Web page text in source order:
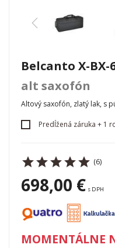
Belcanto X-BX-
alt saxofón
Altový saxofón, zlatý lak, s
Predĺžená záruka + 1
(6)
698,00 € s DPH
MOMENTÁLNE